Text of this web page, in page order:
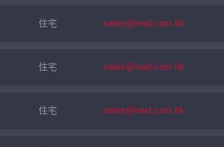
住宅 sales@nwd.com.hk
住宅 sales@nwd.com.hk
住宅 sales@nwd.com.hk